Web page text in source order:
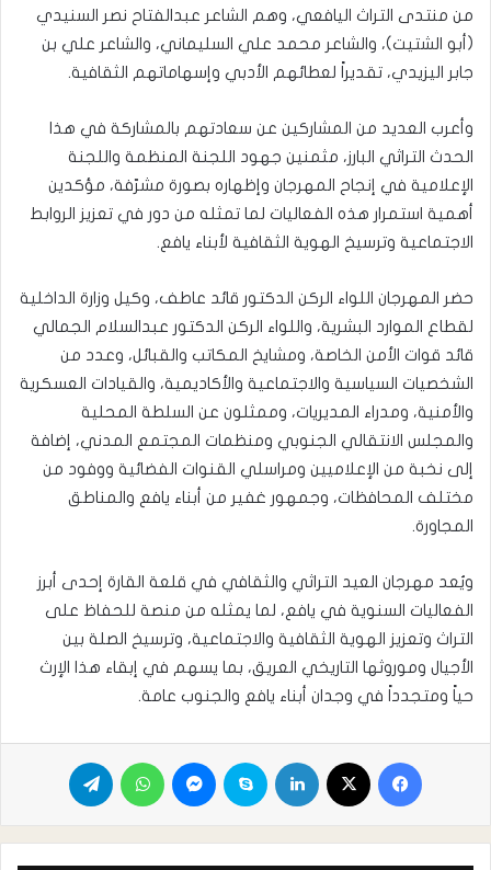
من منتدى التراث اليافعي، وهم الشاعر عبدالفتاح نصر السنيدي
(أبو الشتيت)، والشاعر محمد علي السليماني، والشاعر علي بن
جابر اليزيدي، تقديراً لعطائهم الأدبي وإسهاماتهم الثقافية.
وأعرب العديد من المشاركين عن سعادتهم بالمشاركة في هذا
الحدث التراثي البارز، مثمنين جهود اللجنة المنظمة واللجنة
الإعلامية في إنجاح المهرجان وإظهاره بصورة مشرّفة، مؤكدين
أهمية استمرار هذه الفعاليات لما تمثله من دور في تعزيز الروابط
الاجتماعية وترسيخ الهوية الثقافية لأبناء يافع.
حضر المهرجان اللواء الركن الدكتور قائد عاطف، وكيل وزارة الداخلية
لقطاع الموارد البشرية، واللواء الركن الدكتور عبدالسلام الجمالي
قائد قوات الأمن الخاصة، ومشايخ المكاتب والقبائل، وعدد من
الشخصيات السياسية والاجتماعية والأكاديمية، والقيادات العسكرية
والأمنية، ومدراء المديريات، وممثلون عن السلطة المحلية
والمجلس الانتقالي الجنوبي ومنظمات المجتمع المدني، إضافة
إلى نخبة من الإعلاميين ومراسلي القنوات الفضائية ووفود من
مختلف المحافظات، وجمهور غفير من أبناء يافع والمناطق
المجاورة.
ويُعد مهرجان العيد التراثي والثقافي في قلعة القارة إحدى أبرز
الفعاليات السنوية في يافع، لما يمثله من منصة للحفاظ على
التراث وتعزيز الهوية الثقافية والاجتماعية، وترسيخ الصلة بين
الأجيال وموروثها التاريخي العريق، بما يسهم في إبقاء هذا الإرث
حياً ومتجدداً في وجدان أبناء يافع والجنوب عامة.